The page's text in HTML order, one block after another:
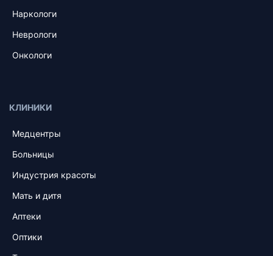
Наркологи
Неврологи
Онкологи
КЛИНИКИ
Медцентры
Больницы
Индустрия красоты
Мать и дитя
Аптеки
Оптики